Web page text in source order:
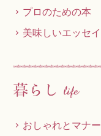
プロのための本
美味しいエッセイ
おしゃれとマナー